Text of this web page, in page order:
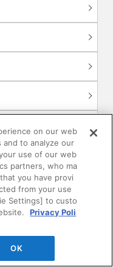
on our web
to analyze our
use of our web
partners, who ma
you have provi
from your use
Settings] to custo
Privacy Poli
OK